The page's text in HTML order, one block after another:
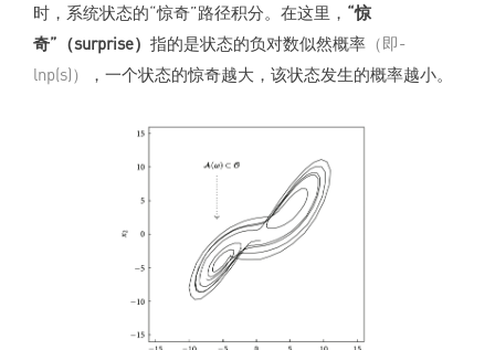
时，系统状态的“惊奇”路径积分。在这里， “惊
奇”（surprise） 指的是状态的负对数似然概率 （即-
lnp(s)）
，一个状态的惊奇越大，该状态发生的概率越小。